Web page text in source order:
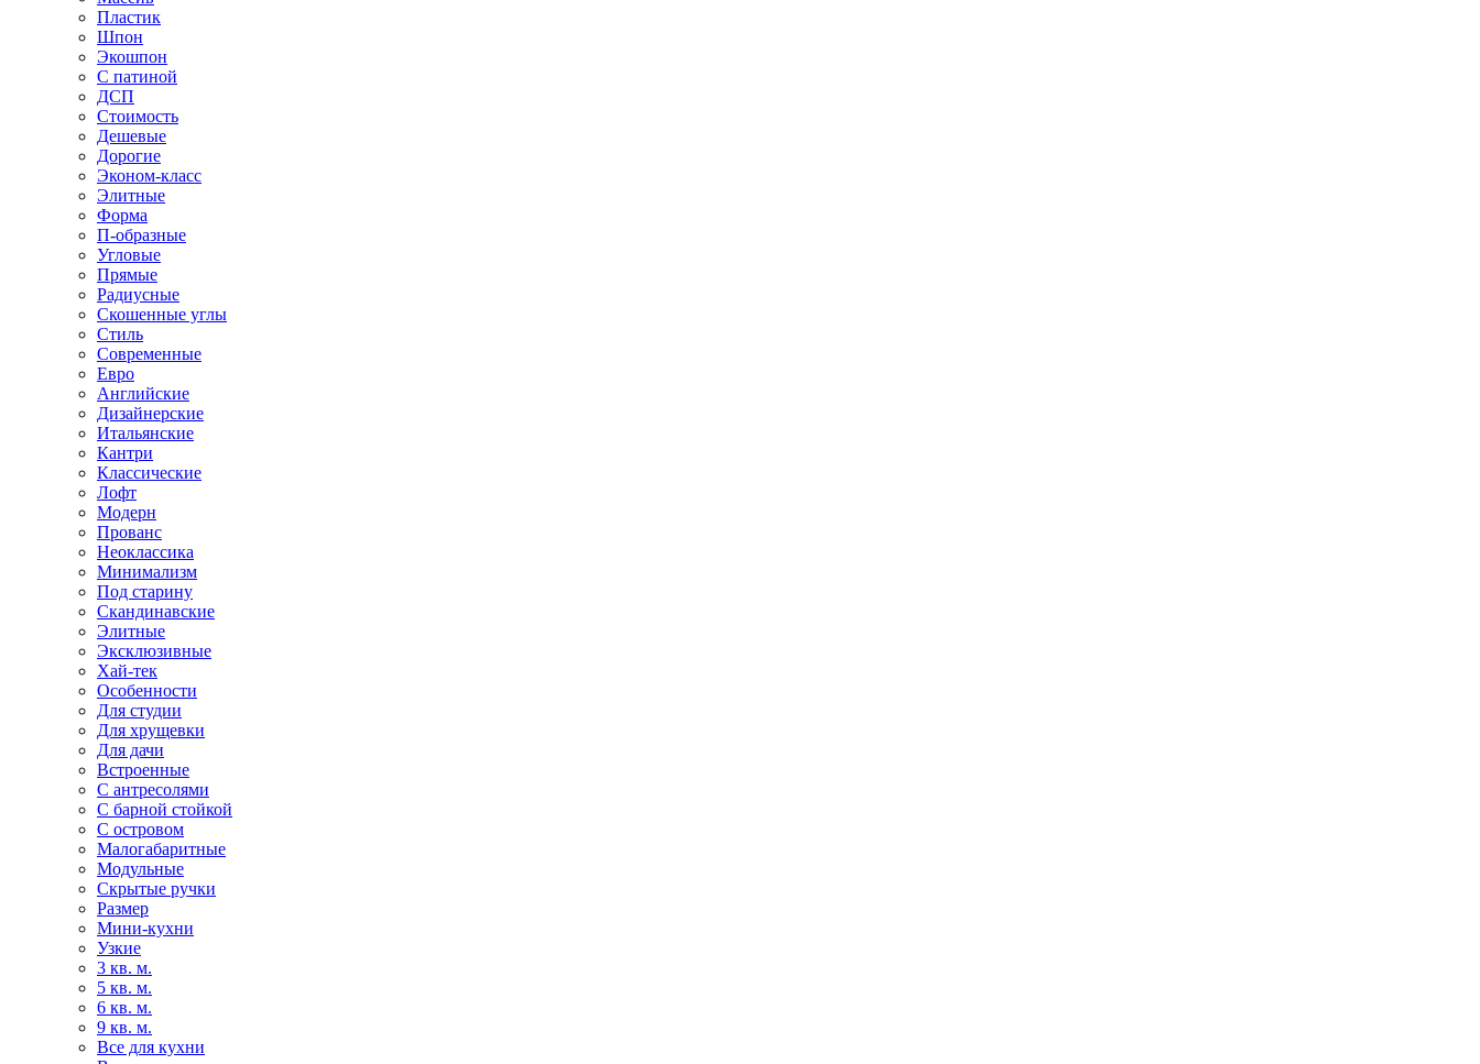
Пластик
Шпон
Экошпон
С патиной
ДСП
Стоимость
Дешевые
Дорогие
Эконом-класс
Элитные
Форма
П-образные
Угловые
Прямые
Радиусные
Скошенные углы
Стиль
Современные
Евро
Английские
Дизайнерские
Итальянские
Кантри
Классические
Лофт
Модерн
Прованс
Неоклассика
Минимализм
Под старину
Скандинавские
Элитные
Эксклюзивные
Хай-тек
Особенности
Для студии
Для хрущевки
Для дачи
Встроенные
С антресолями
С барной стойкой
С островом
Малогабаритные
Модульные
Скрытые ручки
Размер
Мини-кухни
Узкие
3 кв. м.
5 кв. м.
6 кв. м.
9 кв. м.
Все для кухни